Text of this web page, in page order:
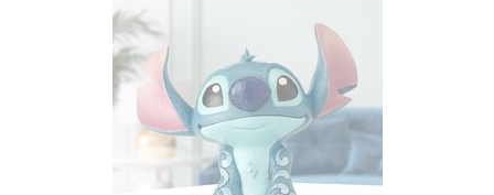
Adéntrate en el encantador
mundo de Lilo & Stitch con esta
cautivadora figura de Stitch.
Inspirada en la película del año
2002 de Walt Disney, esta figura
captura perfectamente la esencia
del travieso y adorable personaje